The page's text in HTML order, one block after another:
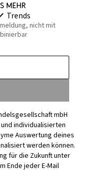
mehr
Trends
nicht mit
mbH
individualisierten
Auswertung deines
werden können.
für die Zukunft unter
Ende jeder E-Mail